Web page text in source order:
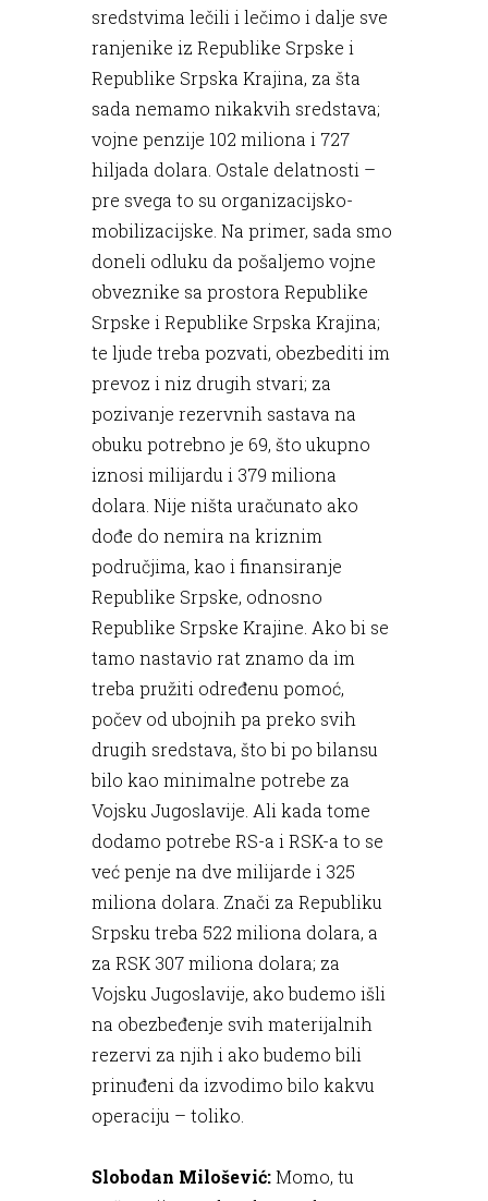
sredstvima lečili i lečimo i dalje sve
ranjenike iz Republike Srpske i
Republike Srpska Krajina, za šta
sada nemamo nikakvih sredstava;
vojne penzije 102 miliona i 727
hiljada dolara. Ostale delatnosti –
pre svega to su organizacijsko-
mobilizacijske. Na primer, sada smo
doneli odluku da pošaljemo vojne
obveznike sa prostora Republike
Srpske i Republike Srpska Krajina;
te ljude treba pozvati, obezbediti im
prevoz i niz drugih stvari; za
pozivanje rezervnih sastava na
obuku potrebno je 69, što ukupno
iznosi milijardu i 379 miliona
dolara. Nije ništa uračunato ako
dođe do nemira na kriznim
područjima, kao i finansiranje
Republike Srpske, odnosno
Republike Srpske Krajine. Ako bi se
tamo nastavio rat znamo da im
treba pružiti određenu pomoć,
počev od ubojnih pa preko svih
drugih sredstava, što bi po bilansu
bilo kao minimalne potrebe za
Vojsku Jugoslavije. Ali kada tome
dodamo potrebe RS-a i RSK-a to se
već penje na dve milijarde i 325
miliona dolara. Znači za Republiku
Srpsku treba 522 miliona dolara, a
za RSK 307 miliona dolara; za
Vojsku Jugoslavije, ako budemo išli
na obezbeđenje svih materijalnih
rezervi za njih i ako budemo bili
prinuđeni da izvodimo bilo kakvu
operaciju – toliko.
Slobodan Milošević:Momo, tu